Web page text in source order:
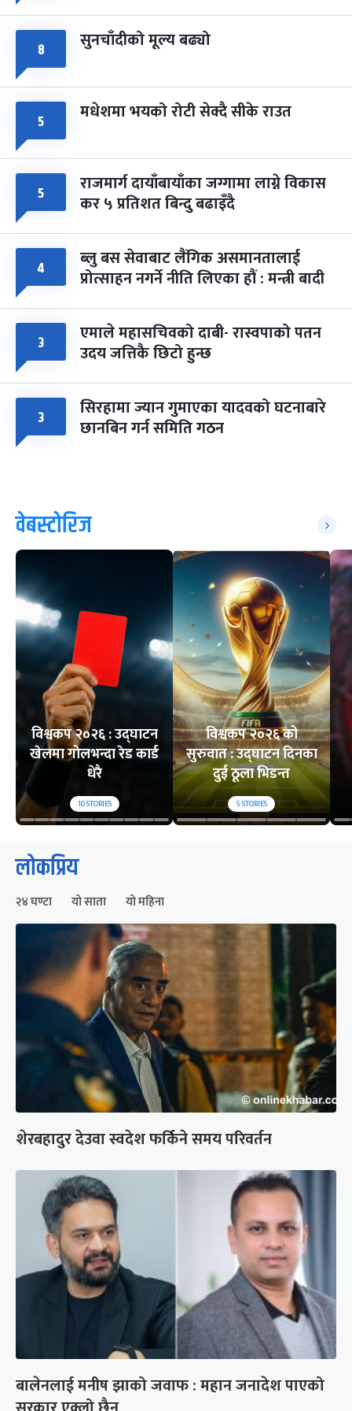
८ सुनचाँदीको मूल्य बढ्यो
५ मधेशमा भयको रोटी सेक्दै सीके राउत
५ राजमार्ग दायाँबायाँका जग्गामा लाग्ने विकास
कर ५ प्रतिशत बिन्दु बढाइँदै
४ ब्लु बस सेवाबाट लैंगिक असमानतालाई
प्रोत्साहन नगर्ने नीति लिएका हौं : मन्त्री बादी
३ एमाले महासचिवको दाबी- रास्वपाको पतन
उदय जत्तिकै छिटो हुन्छ
३ सिरहामा ज्यान गुमाएका यादवको घटनाबारे
छानबिन गर्न समिति गठन
वेबस्टोरिज
विश्वकप २०२६ : उद्घाटन
खेलमा गोलभन्दा रेड कार्ड
धेरै
10STORIES
विश्वकप २०२६ को
सुरुवात : उद्घाटन दिनका
दुई ठूला भिडन्त
5STORIES
लोकप्रिय
२४ घण्टा यो साता यो महिना
शेरबहादुर देउवा स्वदेश फर्किने समय परिवर्तन
बालेनलाई मनीष झाको जवाफ : महान जनादेश पाएको